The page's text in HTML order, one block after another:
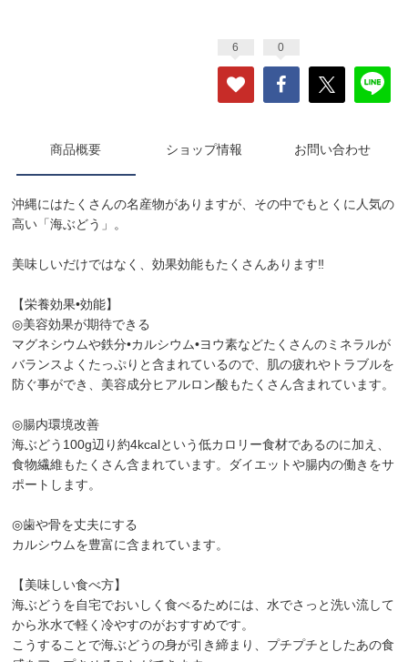
6 0
商品概要 ショップ情報 お問い合わせ
沖縄にはたくさんの名産物がありますが、その中でもとくに人気の
高い「海ぶどう」。
美味しいだけではなく、効果効能もたくさんあります‼︎
【栄養効果•効能】
◎美容効果が期待できる
マグネシウムや鉄分•カルシウム•ヨウ素などたくさんのミネラルが
バランスよくたっぷりと含まれているので、肌の疲れやトラブルを
防ぐ事ができ、美容成分ヒアルロン酸もたくさん含まれています。
◎腸内環境改善
海ぶどう100g辺り約4kcalという低カロリー食材であるのに加え、
食物繊維もたくさん含まれています。ダイエットや腸内の働きをサ
ポートします。
◎歯や骨を丈夫にする
カルシウムを豊富に含まれています。
【美味しい食べ方】
海ぶどうを自宅でおいしく食べるためには、水でさっと洗い流して
から氷水で軽く冷やすのがおすすめです。
こうすることで海ぶどうの身が引き締まり、プチプチとしたあの食